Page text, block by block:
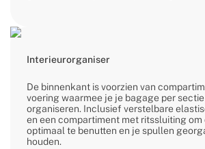
Interieurorganiser
De binnenkant is voorzien van
voering waarmee je je bagage per
organiseren. Inclusief verstelbare
en een compartiment met ritssluiting om
optimaal te benutten en je spullen
houden.